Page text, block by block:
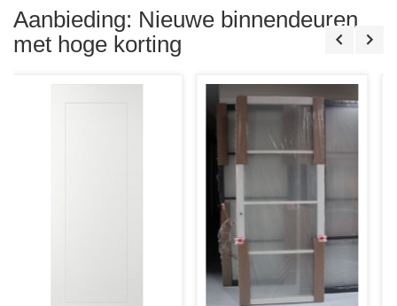
Aanbieding: Nieuwe binnendeuren
met hoge korting